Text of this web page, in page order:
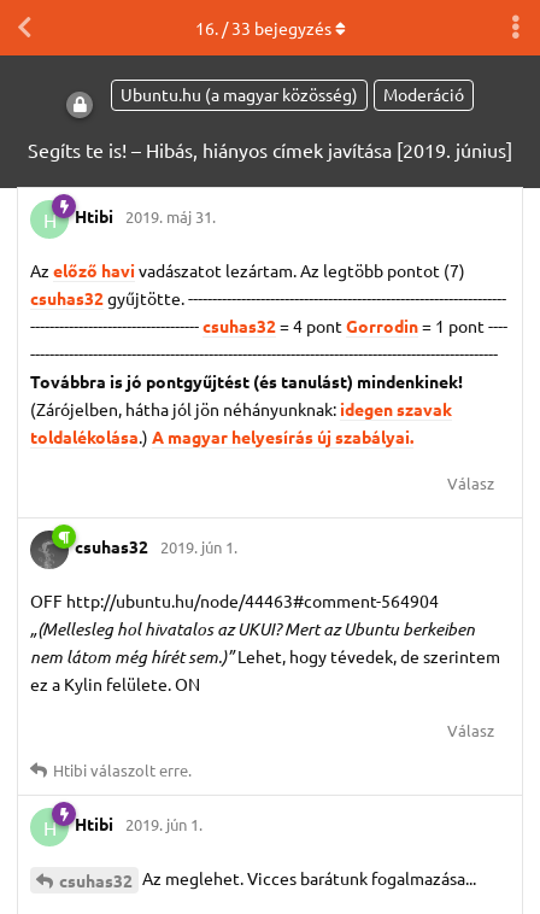
Ubuntu.hu (a magyar közösség) Moderáció
Segíts te is! – Hibás, hiányos címek javítása [2019. június]
16. /33 bejegyzés
H Htibi 2019. máj 31.
Az előző havivadászatot lezártam. Az legtöbb pontot (7)
csuhas32gyűjtötte. ------------------------------------------------------------------
-----------------------------------csuhas32= 4 pont Gorrodin= 1 pont ----
-------------------------------------------------------------------------------------------------
Továbbra is jó pontgyűjtést (és tanulást) mindenkinek!
(Zárójelben, hátha jól jön néhányunknak: idegen szavak
toldalékolása.) A magyar helyesírás új szabályai.
Válasz
csuhas32 2019. jún 1.
OFF http://ubuntu.hu/node/44463#comment-564904
„(Mellesleg hol hivatalos az UKUI? Mert az Ubuntu berkeiben
nem látom még hírét sem.)”Lehet, hogy tévedek, de szerintem
ez a Kylin felülete. ON
Válasz
Htibiválaszolt erre.
H Htibi 2019. jún 1.
csuhas32 Az meglehet. Vicces barátunk fogalmazása...